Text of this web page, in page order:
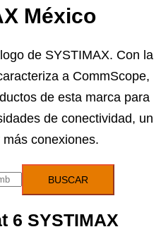
México
de SYSTIMAX. Con la
a CommScope,
de esta marca para
de conectividad, un
conexiones.
BUSCAR
6 SYSTIMAX